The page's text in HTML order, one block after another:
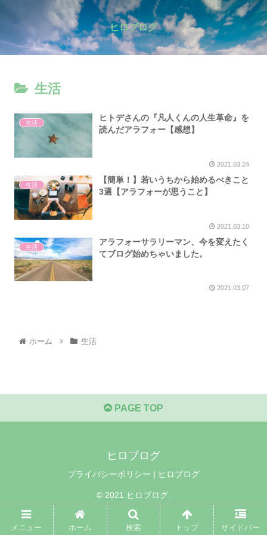
ヒロブログ
生活
生活
ヒトデさんの『凡人くんの人生革命』を
読んだアラフォー【感想】
2021.03.24
生活
【簡単！】若いうちから始めるべきこと
3選【アラフォーが思うこと】
2021.03.10
生活
アラフォーサラリーマン、今を変えたく
てブログ始めちゃいました。
2021.03.07
ホーム 生活
PAGE TOP
ヒロブログ
プライバシーポリシー | ヒロブログ
© 2021 ヒロブログ.
メニュー ホーム 検索 トップ サイドバー